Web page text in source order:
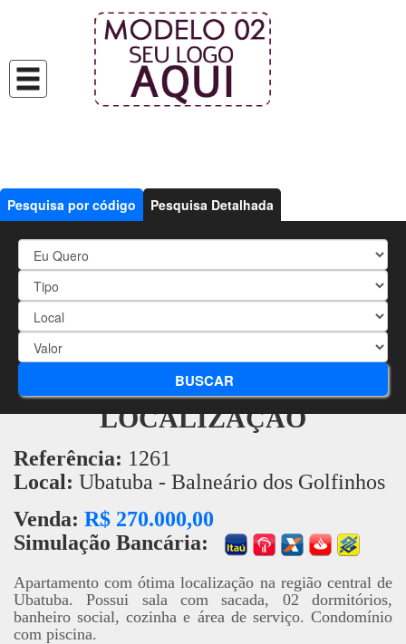
Pesquisa por código Pesquisa Detalhada
BUSCAR
1261 - APARTAMENTO DE 2
DORMITÓRIOS - ÓTIMA
LOCALIZAÇÃO
Referência: 1261
Local: Ubatuba - Balneário dos Golfinhos
Venda: R$ 270.000,00
Simulação Bancária:
Apartamento com ótima localização na região central de
Ubatuba. Possui sala com sacada, 02 dormitórios,
banheiro social, cozinha e área de serviço. Condomínio
com piscina.